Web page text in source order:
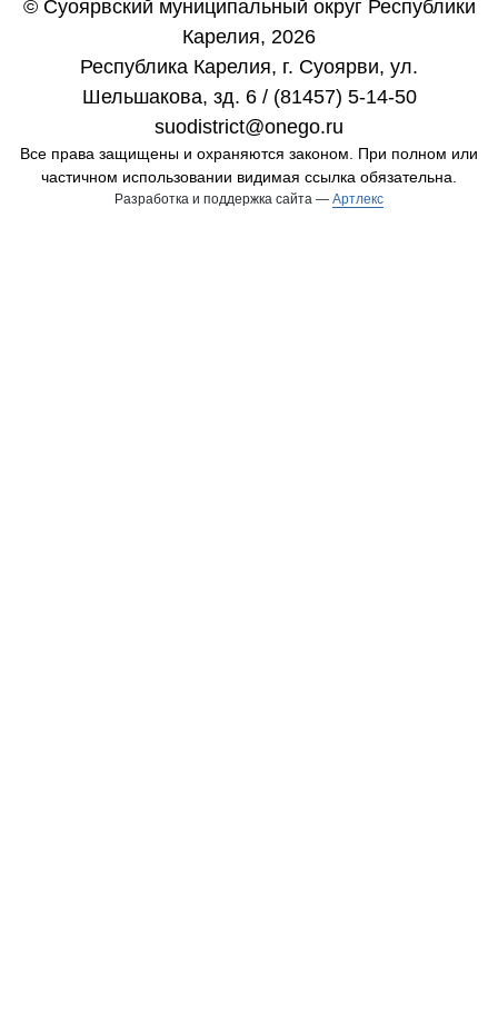
© Суоярвский муниципальный округ Республики
Карелия, 2026
Республика Карелия, г. Cуоярви, ул.
Шельшакова, зд. 6 / (81457) 5-14-50
suodistrict@onego.ru
Все права защищены и охраняются законом. При полном или
частичном использовании видимая ссылка обязательна.
Разработка и поддержка сайта — Артлекс